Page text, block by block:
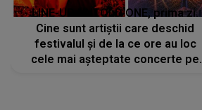
LINE-UP UNTOLD ONE, prima zi.
Cine sunt artiștii care deschid
festivalul și de la ce ore au loc
cele mai așteptate concerte pe